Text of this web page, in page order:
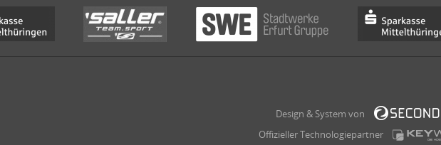
Design & System von
Offizieller Technologiepartner